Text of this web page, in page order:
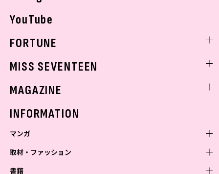
YouTube
FORTUNE
MISS SEVENTEEN
MAGAZINE
INFORMATION
マンガ
少年マンガ
青年マンガ
取材・ファッション
ファッション・美容
書籍